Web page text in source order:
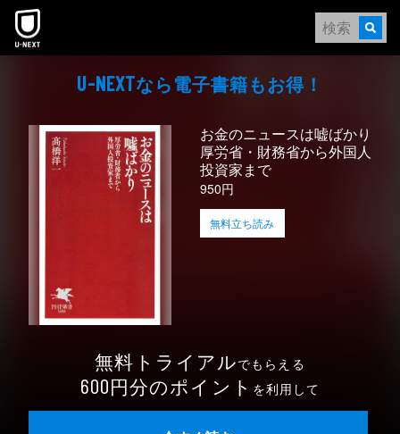
本文へスキップ
U-NEXTなら電⼦書籍もお得！
お金のニュースは嘘ばかり
厚労省・財務省から外国人
投資家まで
950円
無料立ち読み
無料トライアルでもらえる
600円分のポイント を利用して